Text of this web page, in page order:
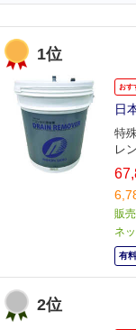
1位
おす
日
特
レ
販
ネ
有
2位